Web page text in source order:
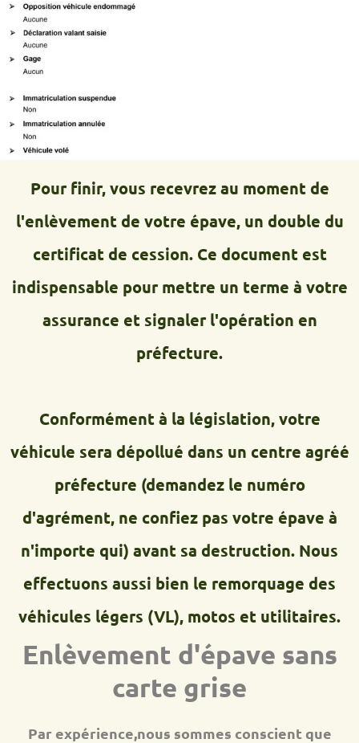
Pour finir, vous recevrez au moment de
l'enlèvement de votre épave, un double du
certificat de cession. Ce document est
indispensable pour mettre un terme à votre
assurance et signaler l'opération en
préfecture.
Conformément à la législation, votre
véhicule sera dépollué dans un centre agréé
préfecture (demandez le numéro
d'agrément, ne confiez pas votre épave à
n'importe qui) avant sa destruction. Nous
effectuons aussi bien le remorquage des
véhicules légers (VL), motos et utilitaires.
Enlèvement d'épave sans
carte grise
Par expérience,nous sommes conscient que